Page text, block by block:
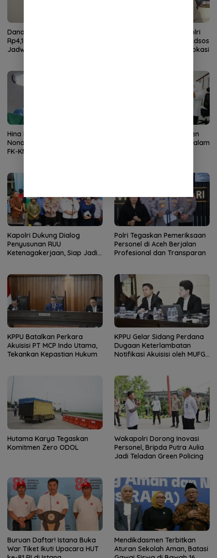
Dana BOS Madrasah Tahap II
Rp4,1 Triliun Segera Cair, Ini
Jadwalnya
Pakar Hukum Dorong Polri
Tindak Tegas Konten Medsos
yang Mengandung Provokasi
Hina Pasien BPJS, UGM
Nonaktifkan Mahasiswi PPDS
FK-KMK Selama 3 Bulan
KBPBI Apresiasi Komitmen
Kapolri Kawal Aspirasi dalam
Kapolri Dukung Dialog
Penyusunan RUU
Ketenagakerjaan, Siap Jadi
Polri Tegaskan Pemeriksaan
Personel di Aceh Berjalan
Profesional dan Transparan
KPPU Batalkan Perkara
Akuisisi PT MCP Indo Utama,
Tekankan Kepastian Hukum
KPPU Gelar Sidang Perdana
Dugaan Keterlambatan
Notifikasi Akuisisi oleh MUFG
Hutama Karya Tegaskan
Komitmen Zero ODOL
Wakapolri Dorong Inovasi
Personel, Bripda Putra Aulia
Jadi Teladan Green Policing
Buruan Daftar! Istana Buka
War Tiket Ikuti Upacara HUT
Mendikdasmen Terbitkan
Aturan Sekolah Aman, Batasi